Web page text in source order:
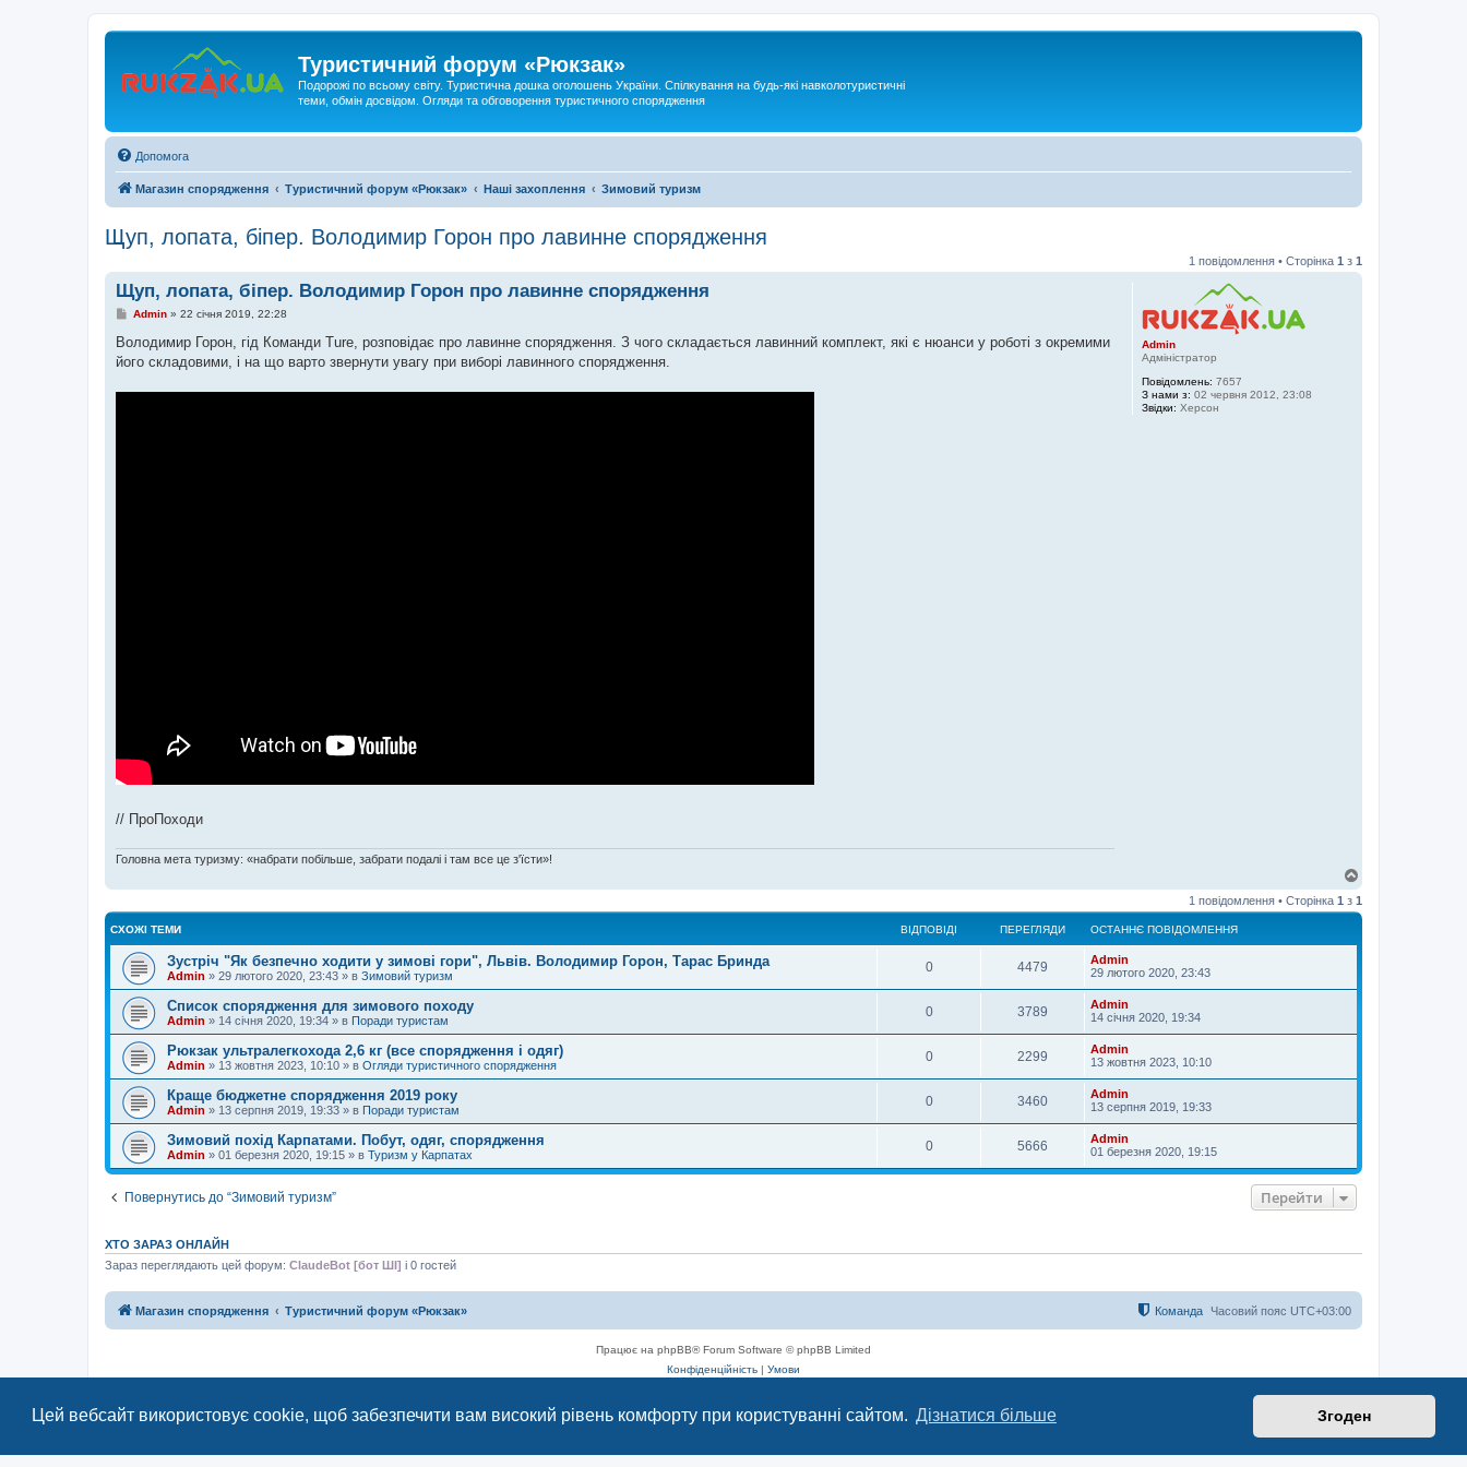
Цей вебсайт використовує cookie, щоб забезпечити вам високий рівень комфорту при користуванні сайтом. Дізнатися більше Згоден
Туристичний форум «Рюкзак»
Подорожі по всьому світу. Туристична дошка оголошень України. Спілкування на будь-які навколотуристичні
теми, обмін досвідом. Огляди та обговорення туристичного спорядження
Допомога
Магазин спорядження Туристичний форум «Рюкзак» Наші захоплення Зимовий туризм
Щуп, лопата, біпер. Володимир Горон про лавинне спорядження
1 повідомлення • Сторінка 1 з 1
Admin
Адміністратор
Повідомлень: 7657
З нами з: 02 червня 2012, 23:08
Звідки: Херсон
Щуп, лопата, біпер. Володимир Горон про лавинне спорядження
П
в
д
м
Admin» 22 січня 2019, 22:28
Володимир Горон, гід Команди Ture, розповідає про лавинне спорядження. З чого складається лавинний комплект, які є нюанси у роботі з окремими
його складовими, і на що варто звернути увагу при виборі лавинного спорядження.
// ПроПоходи
Головна мета туризму: «набрати побільше, забрати подалі і там все це з'їсти»!
г
о
1 повідомлення • Сторінка 1 з 1
СХОЖІ ТЕМИ ВІДПОВІДІ ПЕРЕГЛЯДИ ОСТАННЄ ПОВІДОМЛЕННЯ
Зустріч "Як безпечно ходити у зимові гори", Львів. Володимир Горон, Тарас Бринда
Admin » 29 лютого 2020, 23:43 » в Зимовий туризм
0 4479
Admin
29 лютого 2020, 23:43
Список спорядження для зимового походу
Admin » 14 січня 2020, 19:34 » в Поради туристам
0 3789
Admin
14 січня 2020, 19:34
Рюкзак ультралегкохода 2,6 кг (все спорядження і одяг)
Admin » 13 жовтня 2023, 10:10 » в Огляди туристичного спорядження
0 2299
Admin
13 жовтня 2023, 10:10
Краще бюджетне спорядження 2019 року
Admin » 13 серпня 2019, 19:33 » в Поради туристам
0 3460
Admin
13 серпня 2019, 19:33
Зимовий похід Карпатами. Побут, одяг, спорядження
Admin » 01 березня 2020, 19:15 » в Туризм у Карпатах
0 5666
Admin
01 березня 2020, 19:15
Повернутись до “Зимовий туризм” Перейти
ХТО ЗАРАЗ ОНЛАЙН
Зараз переглядають цей форум: ClaudeBot [бот ШІ] і 0 гостей
Магазин спорядження Туристичний форум «Рюкзак» Часовий пояс UTC+03:00
Команда
Працює на phpBB® Forum Software © phpBB Limited
Конфіденційність | Умови